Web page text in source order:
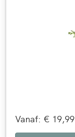
Vanaf: € 19,99